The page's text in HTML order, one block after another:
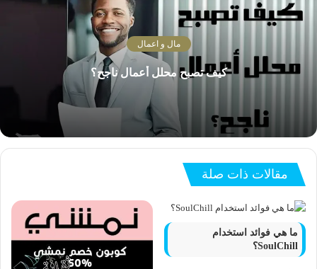
مال و اعمال
كيف تصبح محلل أعمال ناجح؟
مقالات ذات صلة
ما هي فوائد استخدام
SoulChill؟